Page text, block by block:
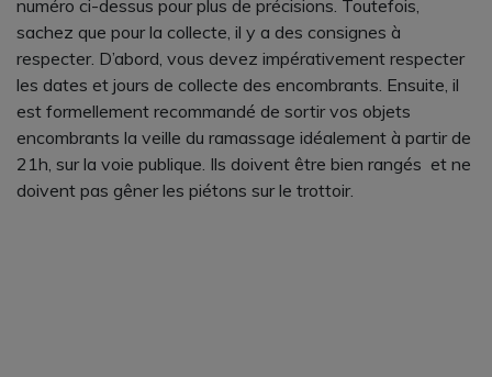
numéro ci-dessus pour plus de précisions. Toutefois,
sachez que pour la collecte, il y a des consignes à
respecter. D’abord, vous devez impérativement respecter
les dates et jours de collecte des encombrants. Ensuite, il
est formellement recommandé de sortir vos objets
encombrants la veille du ramassage idéalement à partir de
21h, sur la voie publique. Ils doivent être bien rangés et ne
doivent pas gêner les piétons sur le trottoir.